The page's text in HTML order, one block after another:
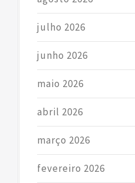
julho 2026
junho 2026
maio 2026
abril 2026
março 2026
fevereiro 2026